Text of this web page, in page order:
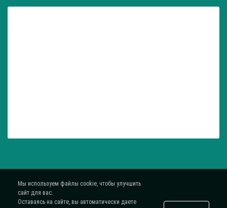
Мы используем файлы cookie, чтобы улучшить
сайт для вас.
Оставаясь на сайте, вы автоматически даете